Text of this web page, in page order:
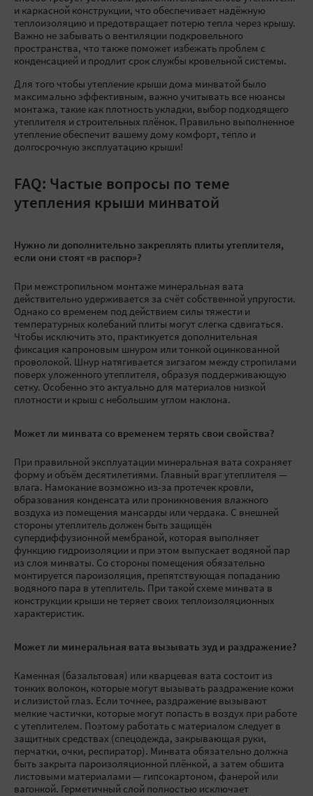
и каркасной конструкции, что обеспечивает надёжную
теплоизоляцию и предотвращает потерю тепла через крышу.
Важно не забывать о вентиляции подкровельного
пространства, что также поможет избежать проблем с
конденсацией и продлит срок службы кровельной системы.
Для того чтобы утепление крыши дома минватой было
максимально эффективным, важно учитывать все нюансы
монтажа, такие как плотность укладки, выбор подходящего
утеплителя и строительных плёнок. Правильно выполненное
утепление обеспечит вашему дому комфорт, тепло и
долгосрочную эксплуатацию крыши!
FAQ: Частые вопросы по теме
утепления крыши минватой
Нужно ли дополнительно закреплять плиты утеплителя,
если они стоят «в распор»?
При межстропильном монтаже минеральная вата
действительно удерживается за счёт собственной упругости.
Однако со временем под действием силы тяжести и
температурных колебаний плиты могут слегка сдвигаться.
Чтобы исключить это, практикуется дополнительная
фиксация капроновым шнуром или тонкой оцинкованной
проволокой. Шнур натягивается зигзагом между стропилами
поверх уложенного утеплителя, образуя поддерживающую
сетку. Особенно это актуально для материалов низкой
плотности и крыш с небольшим углом наклона.
Может ли минвата со временем терять свои свойства?
При правильной эксплуатации минеральная вата сохраняет
форму и объём десятилетиями. Главный враг утеплителя —
влага. Намокание возможно из-за протечек кровли,
образования конденсата или проникновения влажного
воздуха из помещения мансарды или чердака. С внешней
стороны утеплитель должен быть защищён
супердиффузионной мембраной, которая выполняет
функцию гидроизоляции и при этом выпускает водяной пар
из слоя минваты. Со стороны помещения обязательно
монтируется пароизоляция, препятствующая попаданию
водяного пара в утеплитель. При такой схеме минвата в
конструкции крыши не теряет своих теплоизоляционных
характеристик.
Может ли минеральная вата вызывать зуд и раздражение?
Каменная (базальтовая) или кварцевая вата состоит из
тонких волокон, которые могут вызывать раздражение кожи
и слизистой глаз. Если точнее, раздражение вызывают
мелкие частички, которые могут попасть в воздух при работе
с утеплителем. Поэтому работать с материалом следует в
защитных средствах (спецодежда, закрывающая руки,
перчатки, очки, респиратор). Минвата обязательно должна
быть закрыта пароизоляционной плёнкой, а затем обшита
листовыми материалами — гипсокартоном, фанерой или
вагонкой. Герметичный слой полностью исключает